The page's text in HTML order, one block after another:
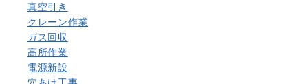
真空引き
クレーン作業
ガス回収
高所作業
電源新設